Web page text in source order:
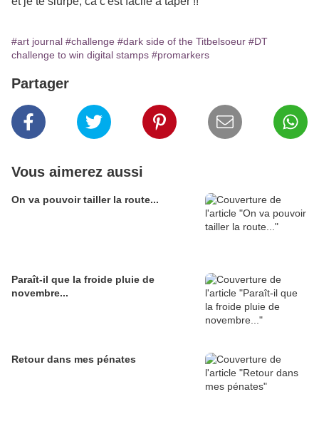
#art journal #challenge #dark side of the Titbelsoeur #DT
challenge to win digital stamps #promarkers
Partager
Vous aimerez aussi
On va pouvoir tailler la route...
Paraît-il que la froide pluie de
novembre...
Retour dans mes pénates